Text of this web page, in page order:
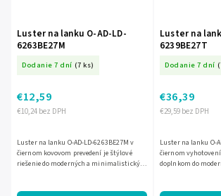
Luster na lanku O-AD-LD-
6263BE27M
Dodanie 7 dní (7 ks)
€10,24 bez DPH
€12,59
Luster na lanku O-AD-LD-6263BE27M v
čiernom kovovom prevedení je štýlové
riešenie do moderných a minimalistických
Luster na
6239BE27T
Dodanie 7 dní
€29,59 bez DPH
€36,39
Luster na lanku O-
čiernom
doplnkom do